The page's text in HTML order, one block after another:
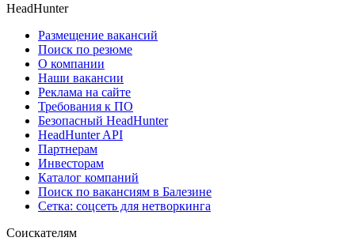
HeadHunter
Размещение вакансий
Поиск по резюме
О компании
Наши вакансии
Реклама на сайте
Требования к ПО
Безопасный HeadHunter
HeadHunter API
Партнерам
Инвесторам
Каталог компаний
Поиск по вакансиям в Балезине
Сетка: соцсеть для нетворкинга
Соискателям